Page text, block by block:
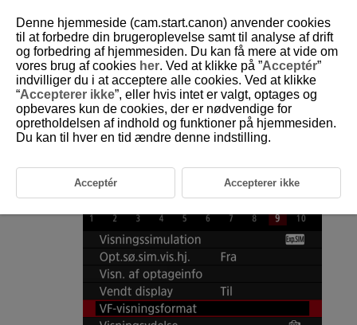
D180-099
Søgevisningsformat
Du kan vælge, hvordan oplysningerne vises i søgeren.
Vælg [ : ].
Denne hjemmeside (cam.start.canon) anvender cookies
til at forbedre din brugeroplevelse samt til analyse af drift
og forbedring af hjemmesiden. Du kan få mere at vide om
vores brug af cookies her. Ved at klikke på ”Acceptér”
indvilliger du i at acceptere alle cookies. Ved at klikke
“Accepterer ikke”, eller hvis intet er valgt, optages og
opbevares kun de cookies, der er nødvendige for
opretholdelsen af indhold og funktioner på hjemmesiden.
Du kan til hver en tid ændre denne indstilling.
Acceptér Accepterer ikke